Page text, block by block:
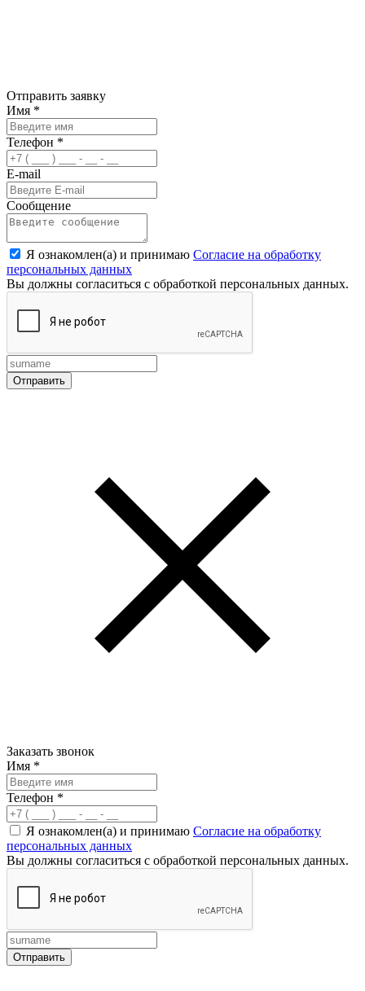
Отправить заявку
Имя *
Телефон *
E-mail
Сообщение
Я ознакомлен(а) и принимаю Согласие на обработку
персональных данных
Вы должны согласиться с обработкой персональных данных.
Заказать звонок
Имя *
Телефон *
Я ознакомлен(а) и принимаю Согласие на обработку
персональных данных
Вы должны согласиться с обработкой персональных данных.